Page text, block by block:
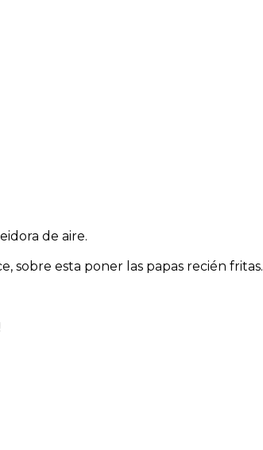
de aire.
sobre esta poner las papas recién fritas.